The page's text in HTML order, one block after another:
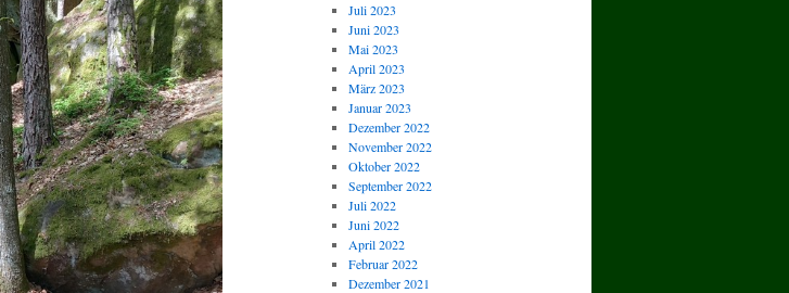
Juli 2023
Juni 2023
Mai 2023
April 2023
März 2023
Januar 2023
Dezember 2022
November 2022
Oktober 2022
September 2022
Juli 2022
Juni 2022
April 2022
Februar 2022
Dezember 2021